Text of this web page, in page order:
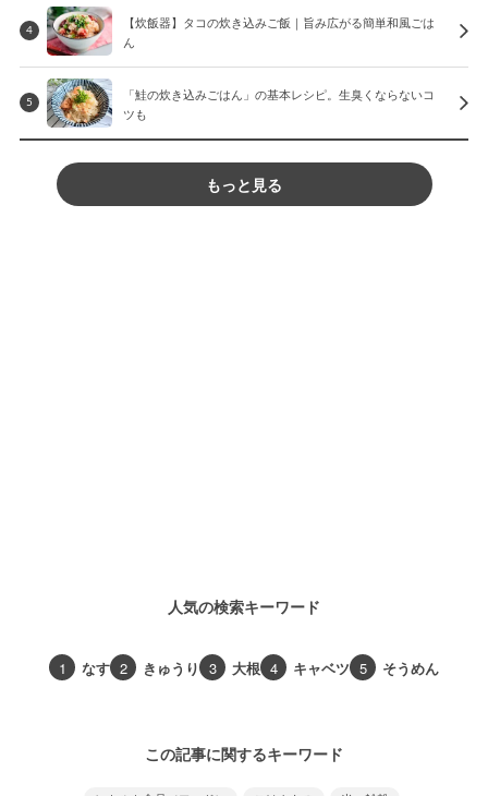
4
【炊飯器】タコの炊き込みご飯｜旨み広がる簡単和風ごは
ん
5
「鮭の炊き込みごはん」の基本レシピ。生臭くならないコ
ツも
もっと見る
人気の検索キーワード
1 なす 2 きゅうり 3 大根 4 キャベツ 5 そうめん
この記事に関するキーワード